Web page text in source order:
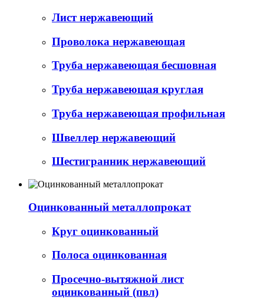
Лист нержавеющий
Проволока нержавеющая
Труба нержавеющая бесшовная
Труба нержавеющая круглая
Труба нержавеющая профильная
Швеллер нержавеющий
Шестигранник нержавеющий
Оцинкованный металлопрокат
Круг оцинкованный
Полоса оцинкованная
Просечно-вытяжной лист
оцинкованный (пвл)